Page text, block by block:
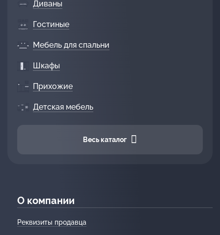
Диваны
Гостиные
Мебель для спальни
Шкафы
Прихожие
Детская мебель
Весь каталог
О компании
Реквизиты продавца